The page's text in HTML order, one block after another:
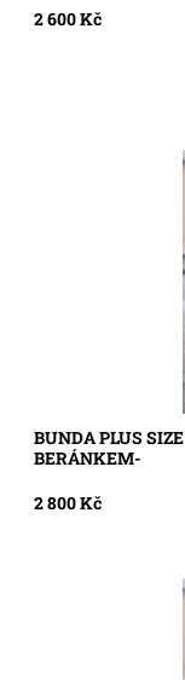
2 600 Kč
BUNDA PLUS
BERÁNKEM-
2 800 Kč